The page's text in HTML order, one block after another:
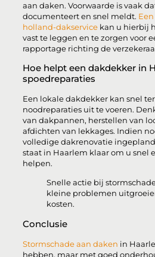
aan daken. Voorwaarde is vaak
documenteert en snel meldt.
holland-dakservice kan u hierbij
vast te leggen en te zorgen voor
rapportage richting de
Hoe helpt een dakdekker in
spoedreparaties
Een lokale dakdekker kan snel
noodreparaties uit te voeren.
van dakpannen, herstellen van
afdichten van lekkages. Indien
volledige dakrenovatie
staat in Haarlem klaar om u snel
helpen.
Snelle actie bij
kleine problemen
kosten.
Conclusie
Stormschade aan daken in
hebben, maar met goed